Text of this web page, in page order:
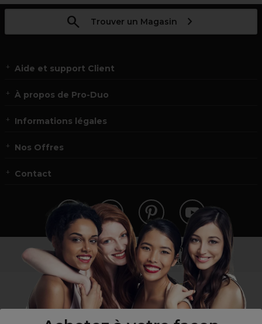
Trouver un Magasin
Aide et support Client
À propos de Pro-Duo
Informations légales
Nos Offres
Contact
Vous n’êtes pas un professionnel ?
Visitez notre site pour les particuliers!